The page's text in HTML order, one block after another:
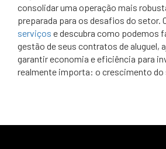
consolidar uma operação mais
preparada para os desafios do setor.
serviços e descubra como podemos
gestão de seus contratos de aluguel,
garantir economia e eficiência para
realmente importa: o crescimento do